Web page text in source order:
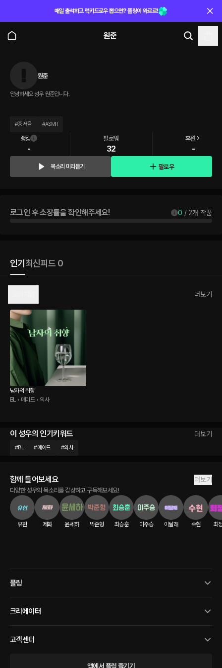
매일 출석하고 럭키드로우 뽑으면? 플링이 와르르!
원준
원준
안녕하세요 성우 원준입니다.
#중저음 #ASMR
랭킹
-
팔로워
32
후원
-
목소리 미리듣기 팔로우
로그인 후 소장률을 확인해주세요! 0 / 2개 작품
인기 최신피드 0
더보기
남자의 취향
BL • 메이드 • 의사
이 성우의 인기키워드 더보기
#BL #메이드 #의사
함께 들어보세요 더보기
다양한 성우의 목소리를 감상하고 구독해보세요!
유현 제화 윤세하 박준형 최승훈 이주승 이달래 수현 최
플링
크리에이터
고객센터
앱에서 플링 즐기기